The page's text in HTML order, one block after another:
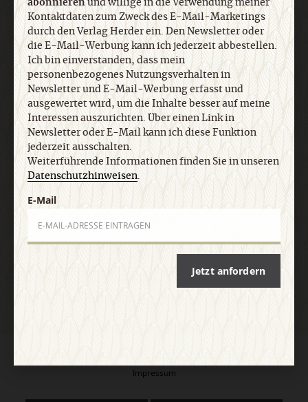
Ich bin einverstanden, dass mein
personenbezogenes Nutzungsverhalten in
Newsletter und E-Mail-Werbung erfasst und
ausgewertet wird, um die Inhalte besser auf meine
Interessen auszurichten. Über einen Link in
Newsletter oder E-Mail kann ich diese Funktion
jederzeit ausschalten. Weiterführende
Informationen finden Sie in unseren
Datenschutzhinweisen .
E-Mail
Jetzt anmelden
Impressum
abonnierenund willige in die Verwendung meiner
Kontaktdaten zum Zweck des E-Mail-Marketings
durch den Verlag Herder ein. Den Newsletter oder
die E-Mail-Werbung kann ich jederzeit abbestellen.
Ich bin einverstanden, dass mein
personenbezogenes Nutzungsverhalten in
Newsletter und E-Mail-Werbung erfasst und
ausgewertet wird, um die Inhalte besser auf meine
Interessen auszurichten. Über einen Link in
Newsletter oder E-Mail kann ich diese Funktion
jederzeit ausschalten.
Weiterführende Informationen finden Sie in unseren
Datenschutzhinweisen.
E-Mail
Jetzt anfordern